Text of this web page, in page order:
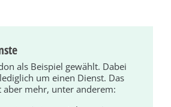
als Beispiel gewählt. Dabei
um einen Dienst. Das
aber mehr, unter anderem: